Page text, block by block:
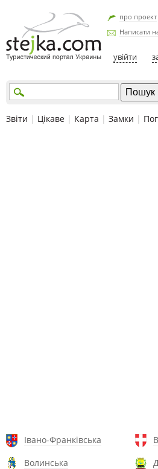
про проект
Написати
увійти
Звіти | Цікаве | Карта | Замки |
Івано-Франківська
Волинська